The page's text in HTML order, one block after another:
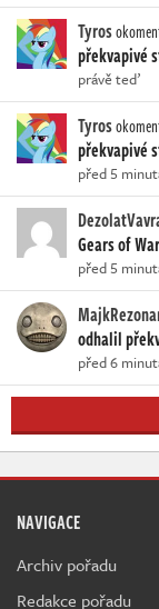
Tyros
překvapivé
právě teď
Tyros
překvapivé
před 5
Gears of
před 5
odhalil
před 6
NAVIGACE
Archiv pořadu
Redakce pořadu